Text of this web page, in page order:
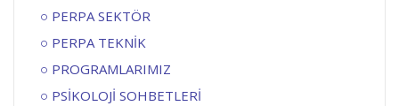
PERPA SEKTÖR
PERPA TEKNİK
PROGRAMLARIMIZ
PSİKOLOJİ SOHBETLERİ